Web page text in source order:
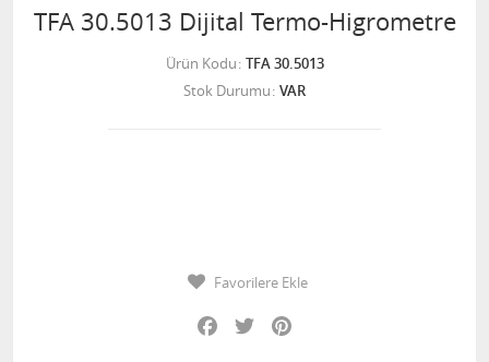
TFA 30.5013 Dijital Termo-Higrometre
Ürün Kodu TFA 30.5013
Stok Durumu VAR
Favorilere Ekle
Facebook
Twitter